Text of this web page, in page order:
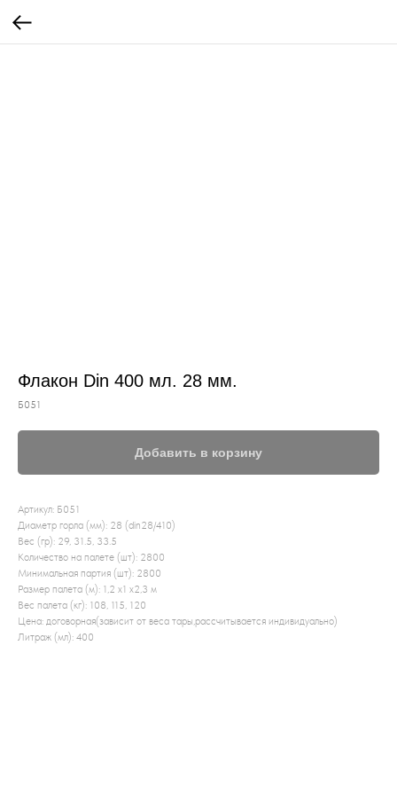
Флакон Din 400 мл. 28 мм.
Б051
Добавить в корзину
Артикул: Б051
Диаметр горла (мм): 28 (din28/410)
Вес (гр): 29, 31.5, 33.5
Количество на палете (шт): 2800
Минимальная партия (шт): 2800
Размер палета (м): 1,2 x1 x2,3 м
Вес палета (кг): 108, 115, 120
Цена: договорная(зависит от веса тары,рассчитывается индивидуально)
Литраж (мл): 400